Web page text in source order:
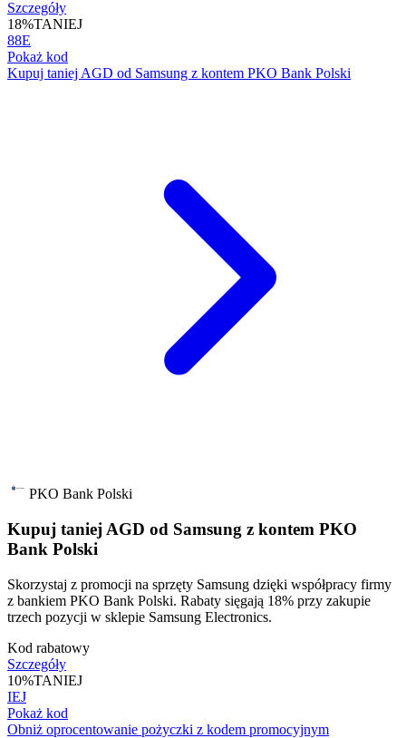
Szczegóły
18%TANIEJ
88E
Pokaż kod
Kupuj taniej AGD od Samsung z kontem PKO Bank Polski
PKO Bank Polski
Kupuj taniej AGD od Samsung z kontem PKO
Bank Polski
Skorzystaj z promocji na sprzęty Samsung dzięki współpracy firmy
z bankiem PKO Bank Polski. Rabaty sięgają 18% przy zakupie
trzech pozycji w sklepie Samsung Electronics.
Kod rabatowy
Szczegóły
10%TANIEJ
IEJ
Pokaż kod
Obniż oprocentowanie pożyczki z kodem promocyjnym